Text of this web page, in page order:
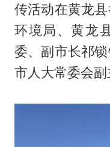
传活动在黄龙
环境局、黄龙
委、副市长祁
市人大常委会副